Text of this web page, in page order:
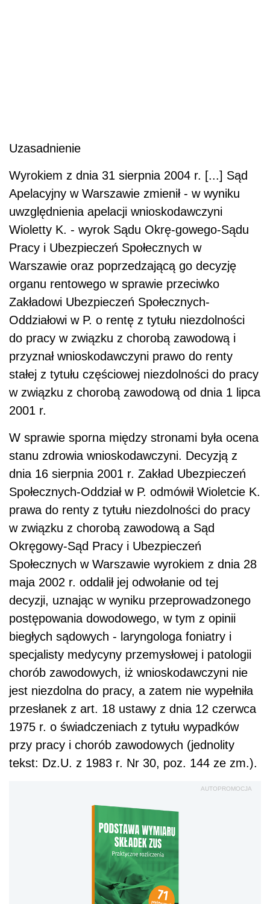
Uzasadnienie
Wyrokiem z dnia 31 sierpnia 2004 r. [...] Sąd
Apelacyjny w Warszawie zmienił - w wyniku
uwzględnienia apelacji wnioskodawczyni
Wioletty K. - wyrok Sądu Okrę-gowego-Sądu
Pracy i Ubezpieczeń Społecznych w
Warszawie oraz poprzedzającą go decyzję
organu rentowego w sprawie przeciwko
Zakładowi Ubezpieczeń Społecznych-
Oddziałowi w P. o rentę z tytułu niezdolności
do pracy w związku z chorobą zawodową i
przyznał wnioskodawczyni prawo do renty
stałej z tytułu częściowej niezdolności do pracy
w związku z chorobą zawodową od dnia 1 lipca
2001 r.
W sprawie sporna między stronami była ocena
stanu zdrowia wnioskodawczyni. Decyzją z
dnia 16 sierpnia 2001 r. Zakład Ubezpieczeń
Społecznych-Oddział w P. odmówił Wioletcie K.
prawa do renty z tytułu niezdolności do pracy
w związku z chorobą zawodową a Sąd
Okręgowy-Sąd Pracy i Ubezpieczeń
Społecznych w Warszawie wyrokiem z dnia 28
maja 2002 r. oddalił jej odwołanie od tej
decyzji, uznając w wyniku przeprowadzonego
postępowania dowodowego, w tym z opinii
biegłych sądowych - laryngologa foniatry i
specjalisty medycyny przemysłowej i patologii
chorób zawodowych, iż wnioskodawczyni nie
jest niezdolna do pracy, a zatem nie wypełniła
przesłanek z art. 18 ustawy z dnia 12 czerwca
1975 r. o świadczeniach z tytułu wypadków
przy pracy i chorób zawodowych (jednolity
tekst: Dz.U. z 1983 r. Nr 30, poz. 144 ze zm.).
AUTOPROMOCJA